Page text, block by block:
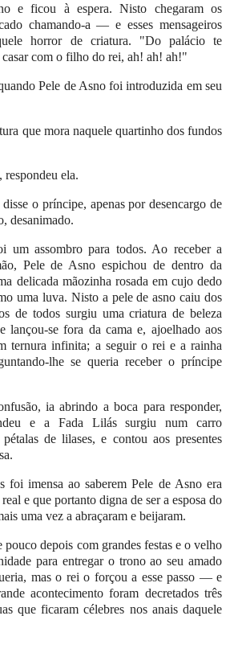
e ficou à espera. Nisto chegaram os
chamando-a — e esses mensageiros
horror de criatura. "Do palácio te
com o filho do rei, ah! ah! ah!"
Pele de Asno foi introduzida em seu
que mora naquele quartinho dos fundos
ela.
o príncipe, apenas por desencargo de
desanimado.
um assombro para todos. Ao receber a
Pele de Asno espichou de dentro da
delicada mãozinha rosada em cujo dedo
uma luva. Nisto a pele de asno caiu dos
de todos surgiu uma criatura de beleza
lançou-se fora da cama e, ajoelhado aos
ternura infinita; a seguir o rei e a rainha
lhe se queria receber o príncipe
ia abrindo a boca para responder,
e a Fada Lilás surgiu num carro
de lilases, e contou aos presentes
foi imensa ao saberem Pele de Asno era
e que portanto digna de ser a esposa do
uma vez a abraçaram e beijaram.
pouco depois com grandes festas e o velho
para entregar o trono ao seu amado
mas o rei o forçou a esse passo — e
acontecimento foram decretados três
que ficaram célebres nos anais daquele